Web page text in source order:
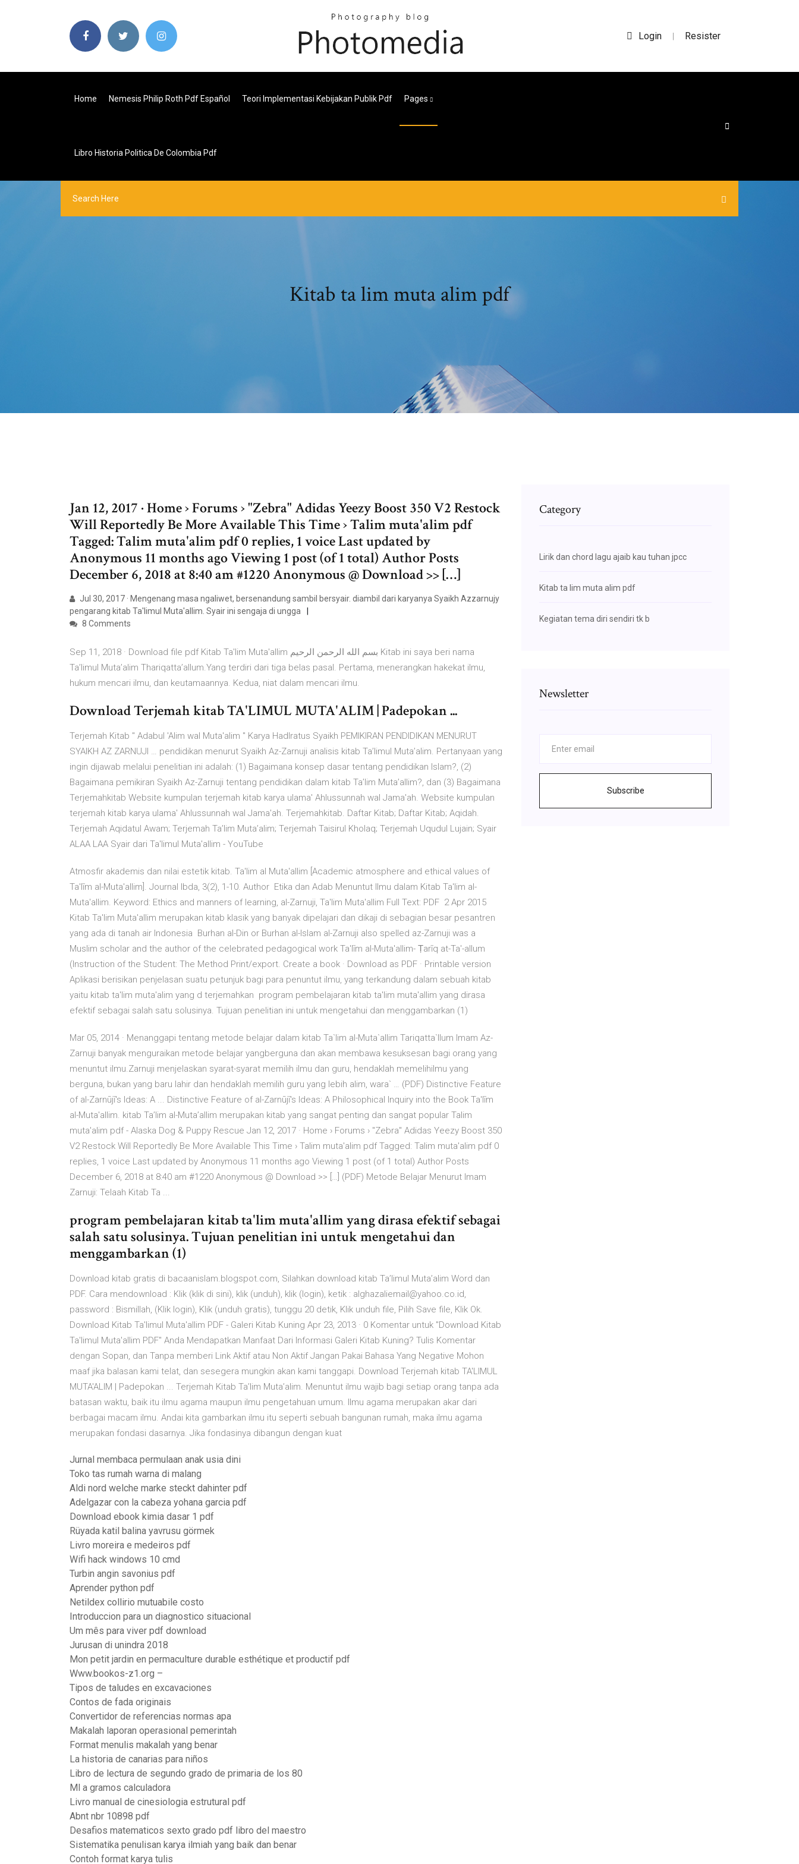
Login | Resister
Home Nemesis Philip Roth Pdf Español Teori Implementasi Kebijakan Publik Pdf Pages
Libro Historia Politica De Colombia Pdf
Kitab ta lim muta alim pdf
Jan 12, 2017 · Home › Forums › "Zebra" Adidas Yeezy Boost 350 V2 Restock
Will Reportedly Be More Available This Time › Talim muta'alim pdf
Tagged: Talim muta'alim pdf 0 replies, 1 voice Last updated by
Anonymous 11 months ago Viewing 1 post (of 1 total) Author Posts
December 6, 2018 at 8:40 am #1220 Anonymous @ Download >> […]
Jul 30, 2017 · Mengenang masa ngaliwet, bersenandung sambil bersyair. diambil dari karyanya Syaikh Azzarnujy
pengarang kitab Ta'limul Muta'allim. Syair ini sengaja di ungga
8 Comments
Sep 11, 2018 · Download file pdf Kitab Ta'lim Muta'allim بسم الله الرحمن الرحيم Kitab ini saya beri nama
Ta’limul Muta’alim Thariqatta’allum.Yang terdiri dari tiga belas pasal. Pertama, menerangkan hakekat ilmu,
hukum mencari ilmu, dan keutamaannya. Kedua, niat dalam mencari ilmu.
Download Terjemah kitab TA'LIMUL MUTA'ALIM | Padepokan ...
Terjemah Kitab " Adabul 'Alim wal Muta'alim " Karya Hadlratus Syaikh PEMIKIRAN PENDIDIKAN MENURUT
SYAIKH AZ ZARNUJI … pendidikan menurut Syaikh Az-Zarnuji analisis kitab Ta’limul Muta’alim. Pertanyaan yang
ingin dijawab melalui penelitian ini adalah: (1) Bagaimana konsep dasar tentang pendidikan Islam?, (2)
Bagaimana pemikiran Syaikh Az-Zarnuji tentang pendidikan dalam kitab Ta’lim Muta’allim?, dan (3) Bagaimana
Terjemahkitab Website kumpulan terjemah kitab karya ulama' Ahlussunnah wal Jama'ah. Website kumpulan
terjemah kitab karya ulama' Ahlussunnah wal Jama'ah. Terjemahkitab. Daftar Kitab; Daftar Kitab; Aqidah.
Terjemah Aqidatul Awam; Terjemah Ta’lim Muta’alim; Terjemah Taisirul Kholaq; Terjemah Uqudul Lujain; Syair
ALAA LAA Syair dari Ta'limul Muta'allim - YouTube
Atmosfir akademis dan nilai estetik kitab. Ta'lim al Muta'allim [Academic atmosphere and ethical values of
Ta'līm al-Muta'allim]. Journal Ibda, 3(2), 1-10. Author Etika dan Adab Menuntut Ilmu dalam Kitab Ta'lim al-
Muta'allim. Keyword: Ethics and manners of learning, al-Zarnuji, Ta'lim Muta'allim Full Text: PDF 2 Apr 2015
Kitab Ta'lim Muta'allim merupakan kitab klasik yang banyak dipelajari dan dikaji di sebagian besar pesantren
yang ada di tanah air Indonesia Burhan al-Din or Burhan al-Islam al-Zarnuji also spelled az-Zarnuji was a
Muslim scholar and the author of the celebrated pedagogical work Ta'līm al-Muta'allim- Ṭarīq at-Ta'-allum
(Instruction of the Student: The Method Print/export. Create a book · Download as PDF · Printable version
Aplikasi berisikan penjelasan suatu petunjuk bagi para penuntut ilmu, yang terkandung dalam sebuah kitab
yaitu kitab ta'lim muta'alim yang d terjemahkan program pembelajaran kitab ta'lim muta'allim yang dirasa
efektif sebagai salah satu solusinya. Tujuan penelitian ini untuk mengetahui dan menggambarkan (1)
Mar 05, 2014 · Menanggapi tentang metode belajar dalam kitab Ta`lim al-Muta`allim Tariqatta`llum Imam Az-
Zarnuji banyak menguraikan metode belajar yangberguna dan akan membawa kesuksesan bagi orang yang
menuntut ilmu.Zarnuji menjelaskan syarat-syarat memilih ilmu dan guru, hendaklah memelihilmu yang
berguna, bukan yang baru lahir dan hendaklah memilih guru yang lebih alim, wara` … (PDF) Distinctive Feature
of al-Zarnūjī's Ideas: A ... Distinctive Feature of al-Zarnūjī's Ideas: A Philosophical Inquiry into the Book Ta'līm
al-Muta'allim. kitab Ta’lim al-Muta’allim merupakan kitab yang sangat penting dan sangat popular Talim
muta'alim pdf - Alaska Dog & Puppy Rescue Jan 12, 2017 · Home › Forums › "Zebra" Adidas Yeezy Boost 350
V2 Restock Will Reportedly Be More Available This Time › Talim muta'alim pdf Tagged: Talim muta'alim pdf 0
replies, 1 voice Last updated by Anonymous 11 months ago Viewing 1 post (of 1 total) Author Posts
December 6, 2018 at 8:40 am #1220 Anonymous @ Download >> […] (PDF) Metode Belajar Menurut Imam
Zarnuji: Telaah Kitab Ta ...
program pembelajaran kitab ta'lim muta'allim yang dirasa efektif sebagai
salah satu solusinya. Tujuan penelitian ini untuk mengetahui dan
menggambarkan (1)
Download kitab gratis di bacaanislam.blogspot.com, Silahkan download kitab Ta’limul Muta’alim Word dan
PDF. Cara mendownload : Klik (klik di sini), klik (unduh), klik (login), ketik : alghazaliemail@yahoo.co.id,
password : Bismillah, (Klik login), Klik (unduh gratis), tunggu 20 detik, Klik unduh file, Pilih Save file, Klik Ok.
Download Kitab Ta'limul Muta'allim PDF - Galeri Kitab Kuning Apr 23, 2013 · 0 Komentar untuk "Download Kitab
Ta'limul Muta'allim PDF" Anda Mendapatkan Manfaat Dari Informasi Galeri Kitab Kuning? Tulis Komentar
dengan Sopan, dan Tanpa memberi Link Aktif atau Non Aktif Jangan Pakai Bahasa Yang Negative Mohon
maaf jika balasan kami telat, dan sesegera mungkin akan kami tanggapi. Download Terjemah kitab TA'LIMUL
MUTA'ALIM | Padepokan ... Terjemah Kitab Ta’lim Muta’alim. Menuntut ilmu wajib bagi setiap orang tanpa ada
batasan waktu, baik itu ilmu agama maupun ilmu pengetahuan umum. Ilmu agama merupakan akar dari
berbagai macam ilmu. Andai kita gambarkan ilmu itu seperti sebuah bangunan rumah, maka ilmu agama
merupakan fondasi dasarnya. Jika fondasinya dibangun dengan kuat
Jurnal membaca permulaan anak usia dini
Toko tas rumah warna di malang
Aldi nord welche marke steckt dahinter pdf
Adelgazar con la cabeza yohana garcia pdf
Download ebook kimia dasar 1 pdf
Rüyada katil balina yavrusu görmek
Livro moreira e medeiros pdf
Wifi hack windows 10 cmd
Turbin angin savonius pdf
Aprender python pdf
Netildex collirio mutuabile costo
Introduccion para un diagnostico situacional
Um mês para viver pdf download
Jurusan di unindra 2018
Mon petit jardin en permaculture durable esthétique et productif pdf
Www.bookos-z1.org –
Tipos de taludes en excavaciones
Contos de fada originais
Convertidor de referencias normas apa
Makalah laporan operasional pemerintah
Format menulis makalah yang benar
La historia de canarias para niños
Libro de lectura de segundo grado de primaria de los 80
Ml a gramos calculadora
Livro manual de cinesiologia estrutural pdf
Abnt nbr 10898 pdf
Desafios matematicos sexto grado pdf libro del maestro
Sistematika penulisan karya ilmiah yang baik dan benar
Contoh format karya tulis
Category
Lirik dan chord lagu ajaib kau tuhan jpcc
Kitab ta lim muta alim pdf
Kegiatan tema diri sendiri tk b
Newsletter
Subscribe